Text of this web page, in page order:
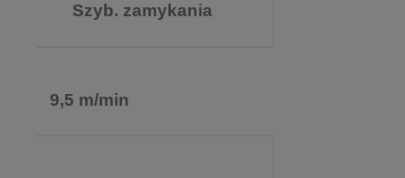
Szyb. zamykania
9,5 m/min